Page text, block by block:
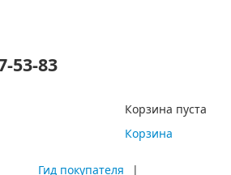
53-83
Корзина пуста
Корзина
Гид покупателя
|